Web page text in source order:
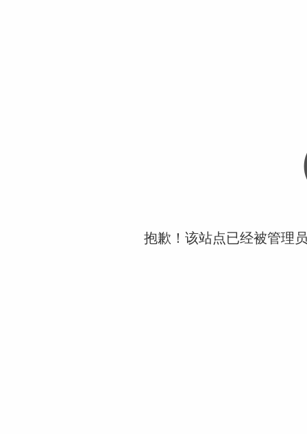
抱歉！该站点已经被管理